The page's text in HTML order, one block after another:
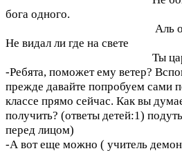
бога одного.
Аль откажешь
Не видал ли где на свете
Ты царевны
-Ребята, поможет ему ветер?
прежде давайте попробуем сами
классе прямо сейчас. Как вы
получить? (ответы детей:1)
перед лицом)
-А вот еще можно ( учитель